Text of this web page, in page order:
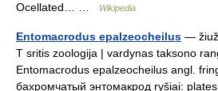
Ocellated… …
Wikipedia
Entomacrodus epalzeocheilus —
T sritis zoologija | vardynas taksono
Entomacrodus epalzeocheilus angl.
бахромчатый энтомакрод ryšiai: